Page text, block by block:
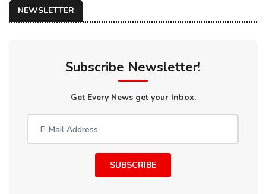
NEWSLETTER
Subscribe Newsletter!
Get Every News get your Inbox.
SUBSCRIBE